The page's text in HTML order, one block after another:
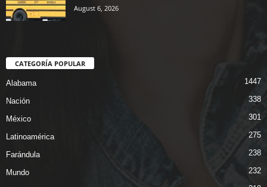
August 6, 2026
CATEGORÍA POPULAR
Alabama 1447
Nación 338
México 301
Latinoamérica 275
Farándula 238
Mundo 232